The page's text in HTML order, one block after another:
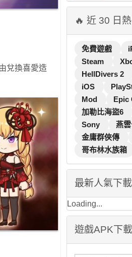
兌換喜愛造
🔥 近 30 日
免費遊戲
Steam
HellDivers 2
iOS
Mod
Epic
加勒比海盜6
Sony
燕
金庸群俠傳
哥布林水族箱
最新人氣下載
Loading...
遊戲APK下